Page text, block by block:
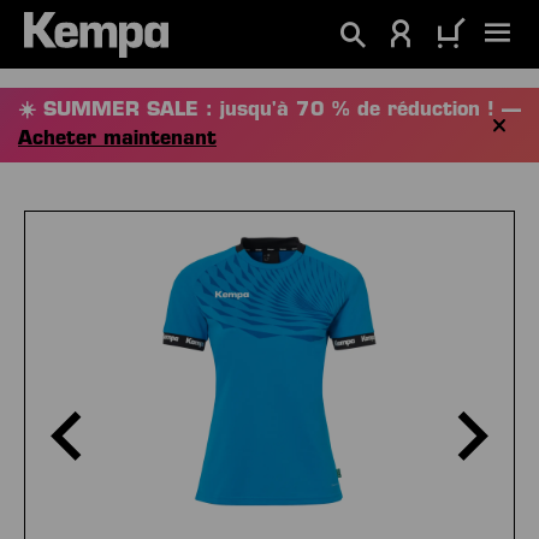
principal
☀️ SUMMER SALE : jusqu'à 70 % de réduction ! —
Acheter maintenant